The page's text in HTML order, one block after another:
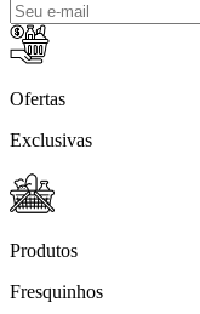
Ofertas
Exclusivas
Produtos
Fresquinhos